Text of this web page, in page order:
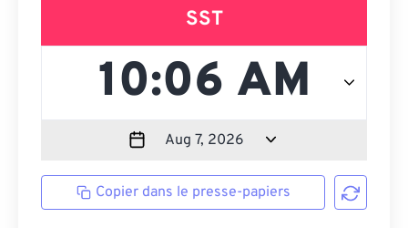
SST
Copier dans le presse-papiers